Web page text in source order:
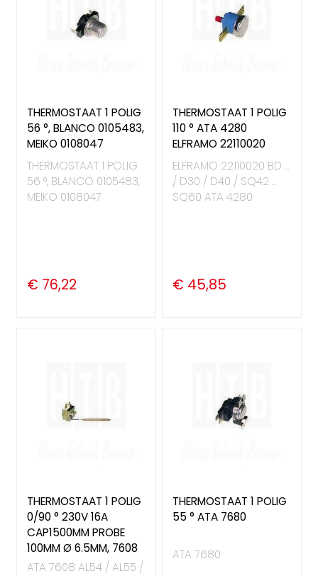
THERMOSTAAT 1 POLIG
56 °, BLANCO 0105483,
MEIKO 0108047
THERMOSTAAT 1 POLIG
56 °, BLANCO 0105483,
MEIKO 0108047
€ 76,22
THERMOSTAAT 1 POLIG
110 ° ATA 4280
ELFRAMO 22110020
ELFRAMO 22110020 BD ...
/ D30 / D40 / SQ42 ...
SQ60 ATA 4280
€ 45,85
THERMOSTAAT 1 POLIG
0/90 ° 230V 16A
CAP1500MM PROBE
100MM Ø 6.5MM, 7608
ATA 7608 AL54 / AL55 /
THERMOSTAAT 1 POLIG
55 ° ATA 7680
ATA 7680